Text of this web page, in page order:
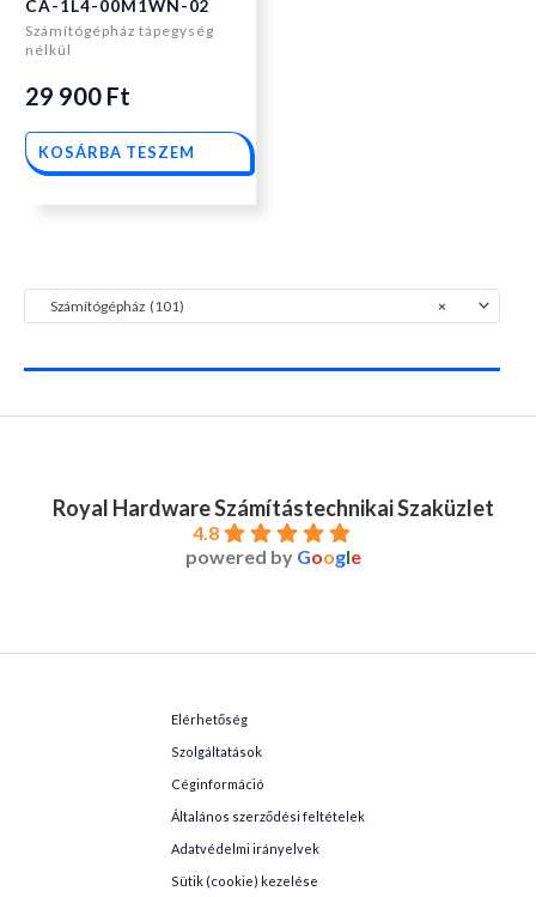
×
Számítógépház (101)
CA-1L4-00M1WN-02
Számítógépház tápegység
nélkül
29 900 Ft
KOSÁRBA TESZEM
Royal Hardware Számítástechnikai Szaküzlet
4.8
powered by Google
Elérhetőség
Szolgáltatások
Céginformáció
Általános szerződési feltételek
Adatvédelmi irányelvek
Sütik (cookie) kezelése